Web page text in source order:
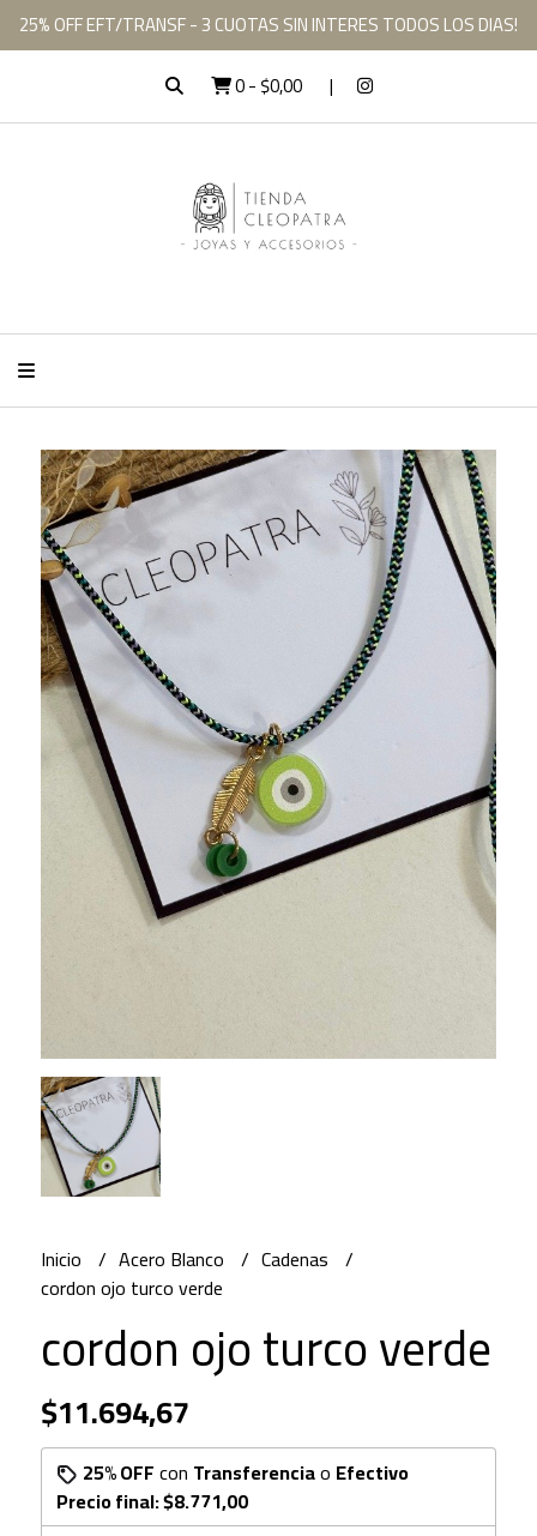
25% OFF EFT/TRANSF - 3 CUOTAS SIN INTERES TODOS LOS DIAS!
0-$0,00
Inicio Acero Blanco
Cadenas
cordon ojo turco verde
cordon ojo turco verde
$11.694,67
25% OFFcon Transferenciao Efectivo
Precio final:$8.771,00